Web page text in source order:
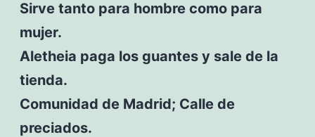
Sirve tanto para hombre como para
mujer.
Aletheia paga los guantes y sale de la
tienda.
Comunidad de Madrid; Calle de
preciados.